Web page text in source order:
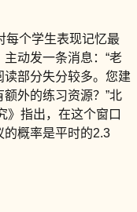
每个学生表现记忆最
动发一条消息：“老
部分失分较多。您建
外的练习资源？”北
》指出，在这个窗口
的概率是平时的2.3